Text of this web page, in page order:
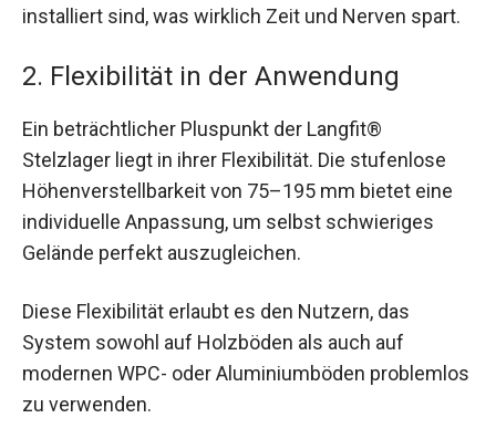
installiert sind, was wirklich Zeit und Nerven spart.
2. Flexibilität in der Anwendung
Ein beträchtlicher Pluspunkt der Langfit®
Stelzlager liegt in ihrer Flexibilität. Die stufenlose
Höhenverstellbarkeit von 75–195 mm bietet eine
individuelle Anpassung, um selbst schwieriges
Gelände perfekt auszugleichen.
Diese Flexibilität erlaubt es den Nutzern, das
System sowohl auf Holzböden als auch auf
modernen WPC- oder Aluminiumböden problemlos
zu verwenden.